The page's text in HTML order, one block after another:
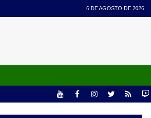
6 DE AGOSTO DE 2026